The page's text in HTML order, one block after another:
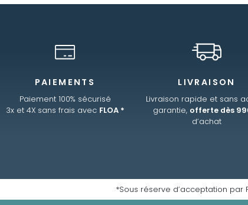
PAIEMENTS
Paiement 100% sécurisé
3x et 4X sans frais avec FLOA *
LIVRAISON
Livraison rapide et sans
garantie, offerte dès
d’achat
*Sous réserve d’acceptation par